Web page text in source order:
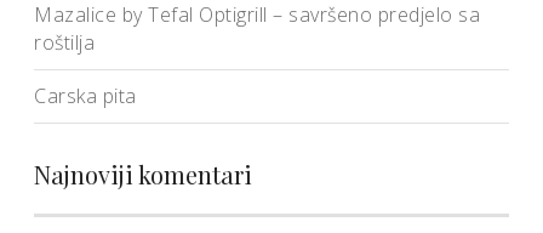
Mazalice by Tefal Optigrill – savršeno predjelo sa
roštilja
Carska pita
Najnoviji komentari